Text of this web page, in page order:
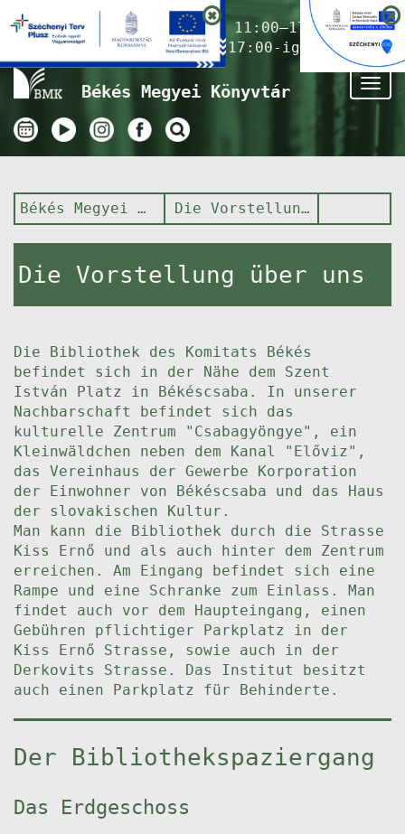
Nyitvatartás ma:11:00–17:00
(Gyermekkönyvtár 17:00-ig)
Békés Megyei Könyvtár
Békés Megyei Könyvtár Die Vorstellung über uns
Die Vorstellung über uns
Die Bibliothek des Komitats Békés
befindet sich in der Nähe dem Szent
István Platz in Békéscsaba. In unserer
Nachbarschaft befindet sich das
kulturelle Zentrum "Csabagyöngye", ein
Kleinwäldchen neben dem Kanal "Előviz",
das Vereinhaus der Gewerbe Korporation
der Einwohner von Békéscsaba und das Haus
der slovakischen Kultur.
Man kann die Bibliothek durch die Strasse
Kiss Ernő und als auch hinter dem Zentrum
erreichen. Am Eingang befindet sich eine
Rampe und eine Schranke zum Einlass. Man
findet auch vor dem Haupteingang, einen
Gebühren pflichtiger Parkplatz in der
Kiss Ernő Strasse, sowie auch in der
Derkovits Strasse. Das Institut besitzt
auch einen Parkplatz für Behinderte.
Der Bibliothekspaziergang
Das Erdgeschoss